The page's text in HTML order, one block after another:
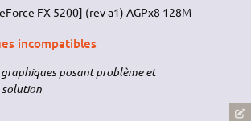
FX 5200] (rev a1) AGPx8 128M
incompatibles
posant problème et